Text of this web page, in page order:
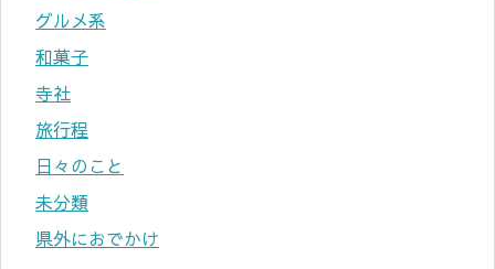
グルメ系
和菓子
寺社
旅行程
日々のこと
未分類
県外におでかけ